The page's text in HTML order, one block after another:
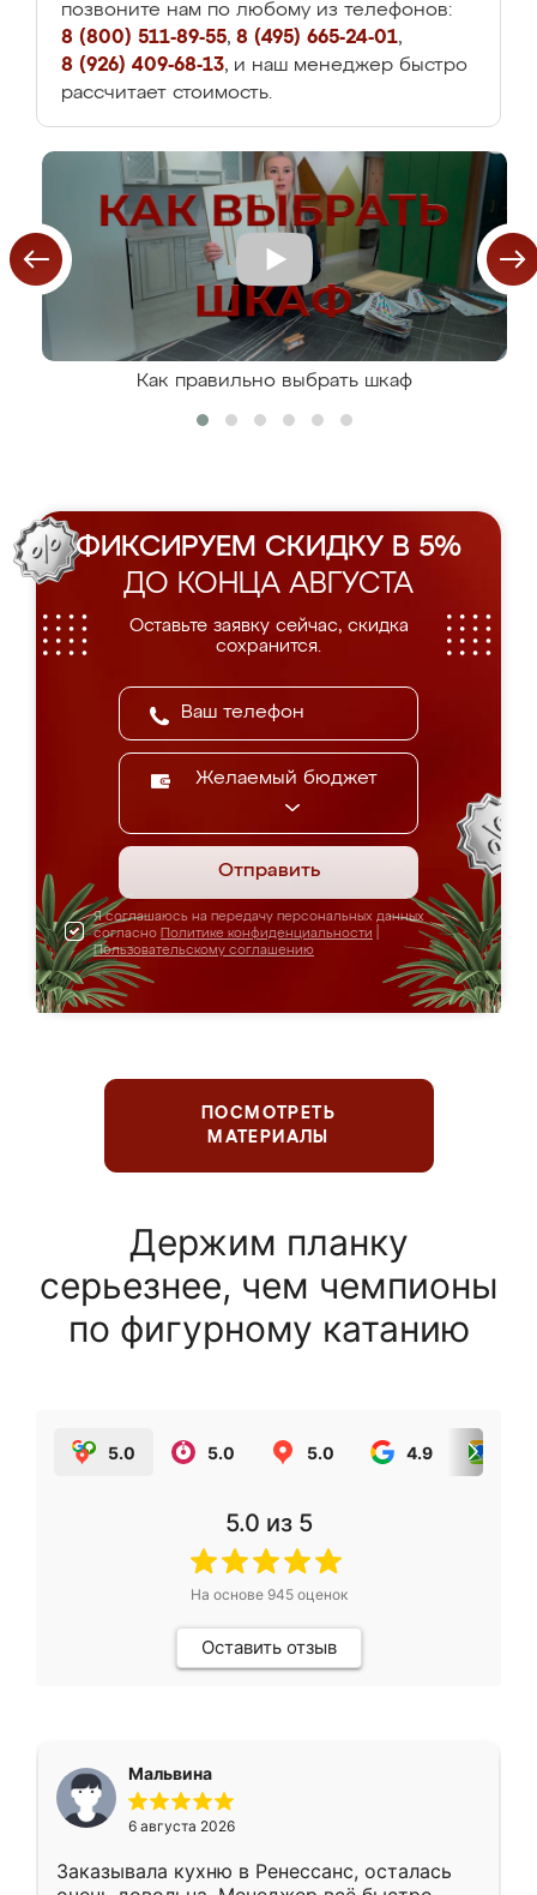
позвоните нам по любому из телефонов:
8 (800) 511-89-55, 8 (495) 665-24-01,
8 (926) 409-68-13, и наш менеджер быстро
рассчитает стоимость.
Как правильно выбрать шкаф
ФИКСИРУЕМ СКИДКУ В 5%
ДО КОНЦА АВГУСТА
Оставьте заявку сейчас, скидка
сохранится.
Желаемый бюджет
Отправить
Я соглашаюсь на передачу персональных данных
согласно Политике конфиденциальности
Пользовательскому соглашению
ПОСМОТРЕТЬ
МАТЕРИАЛЫ
Держим планку
серьезнее, чем чемпионы
по фигурному катанию
5.0 5.0 5.0 4.9
5.0 из 5
На основе 945оценок
Оставить отзыв
Мальвина
6 августа 2026
Заказывала кухню в Ренессанс, осталась